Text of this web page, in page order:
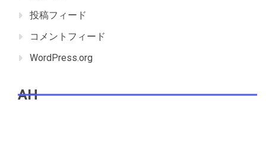
投稿フィード
コメントフィード
WordPress.org
AH